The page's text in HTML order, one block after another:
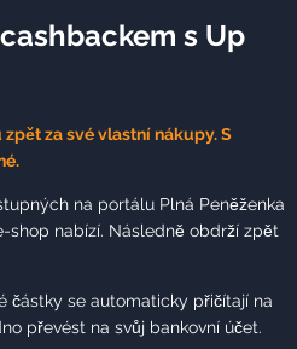
s Up
za své vlastní nákupy. S
na portálu Plná Peněženka
shop nabízí. Následně obdrží zpět
částky se automaticky přičítají na
převést na svůj bankovní účet.